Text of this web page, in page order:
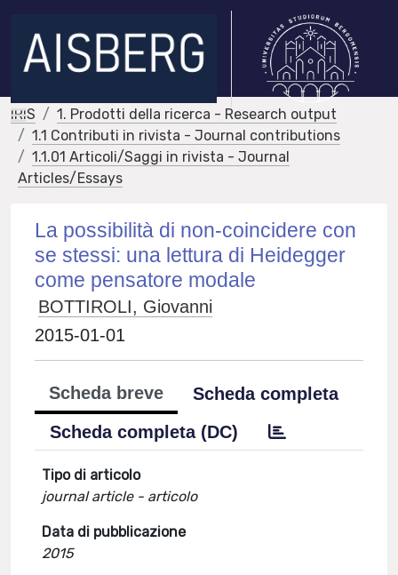
IRIS
1. Prodotti della ricerca - Research output
1.1 Contributi in rivista - Journal contributions
1.1.01 Articoli/Saggi in rivista - Journal
Articles/Essays
La possibilità di non-coincidere con
se stessi: una lettura di Heidegger
come pensatore modale
BOTTIROLI, Giovanni
2015-01-01
Scheda breve
Scheda completa
Scheda completa (DC)
Tipo di articolo
journal article - articolo
Data di pubblicazione
2015